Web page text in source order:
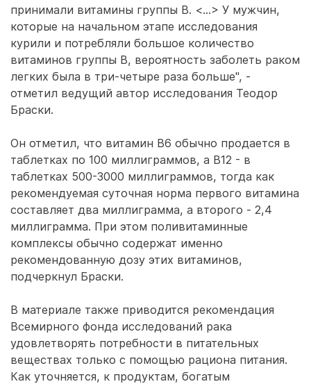
принимали витамины группы В. <…> У мужчин,
которые на начальном этапе исследования
курили и потребляли большое количество
витаминов группы В, вероятность заболеть раком
легких была в три-четыре раза больше", -
отметил ведущий автор исследования Теодор
Браски.
Он отметил, что витамин B6 обычно продается в
таблетках по 100 миллиграммов, а B12 - в
таблетках 500-3000 миллиграммов, тогда как
рекомендуемая суточная норма первого витамина
составляет два миллиграмма, а второго - 2,4
миллиграмма. При этом поливитаминные
комплексы обычно содержат именно
рекомендованную дозу этих витаминов,
подчеркнул Браски.
В материале также приводится рекомендация
Всемирного фонда исследований рака
удовлетворять потребности в питательных
веществах только с помощью рациона питания.
Как уточняется, к продуктам, богатым